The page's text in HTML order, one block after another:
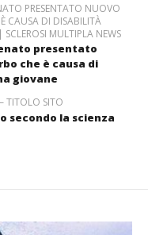
PRESENTATO NUOVO
CAUSA DI DISABILITÀ
MULTIPLA NEWS
presentato
che è causa di
giovane
TITOLO SITO
secondo la scienza